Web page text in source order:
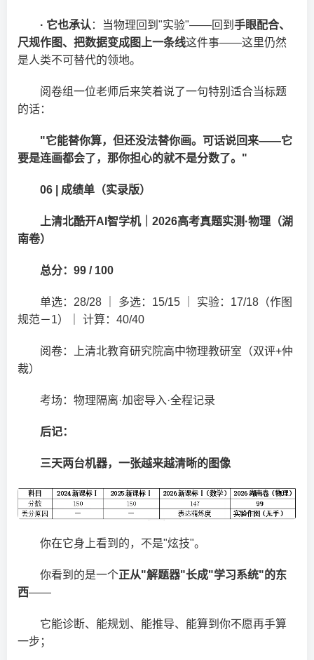
· 它也承认 ：当物理回到"实验"——回到 手眼配合、
尺规作图、把数据变成图上一条线这件事——这里仍然
是人类不可替代的领地。
阅卷组一位老师后来笑着说了一句特别适合当标题
的话：
"它能替你算，但还没法替你画。可话说回来——它
要是连画都会了，那你担心的就不是分数了。"
06 | 成绩单（实录版）
上清北酷开AI智学机｜2026高考真题实测·物理（湖
南卷）
总分：99 / 100
单选：28/28 ｜ 多选：15/15 ｜ 实验：17/18（作图
规范－1）｜ 计算：40/40
阅卷：上清北教育研究院高中物理教研室（双评+仲
裁）
考场：物理隔离·加密导入·全程记录
后记：
三天两台机器，一张越来越清晰的图像
你在它身上看到的，不是"炫技"。
你看到的是一个正从"解题器"长成"学习系统"的东
西——
它能诊断、能规划、能推导、能算到你不愿再手算
一步；